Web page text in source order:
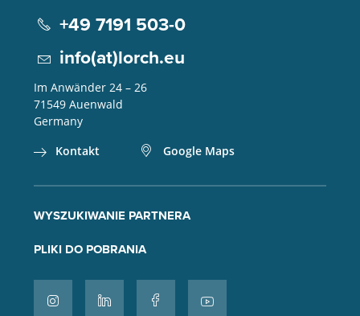
+49 7191 503-0
info(at)lorch.eu
Im Anwänder 24 – 26
71549 Auenwald
Germany
Kontakt
Google Maps
WYSZUKIWANIE PARTNERA
PLIKI DO POBRANIA